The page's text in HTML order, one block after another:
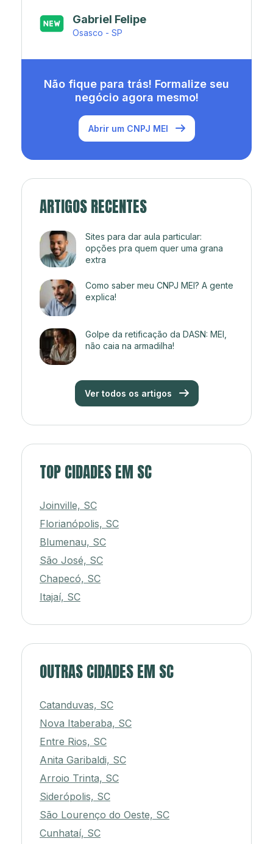
Japa’s açaí e sorveteria
Rio de Janeiro - RJ
Não fique para trás! Formalize seu
negócio agora mesmo!
Abrir um CNPJ MEI
ARTIGOS RECENTES
Sites para dar aula particular:
opções pra quem quer uma grana
extra
Como saber meu CNPJ MEI? A gente
explica!
Golpe da retificação da DASN: MEI,
não caia na armadilha!
Ver todos os artigos
TOP CIDADES EM SC
Joinville, SC
Florianópolis, SC
Blumenau, SC
São José, SC
Chapecó, SC
Itajaí, SC
OUTRAS CIDADES EM SC
Catanduvas, SC
Nova Itaberaba, SC
Entre Rios, SC
Anita Garibaldi, SC
Arroio Trinta, SC
Siderópolis, SC
São Lourenço do Oeste, SC
Cunhataí, SC